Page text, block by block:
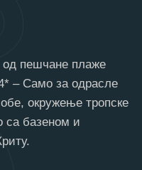
пешчане плаже
– Само за одрасле
окружење тропске
са базеном и